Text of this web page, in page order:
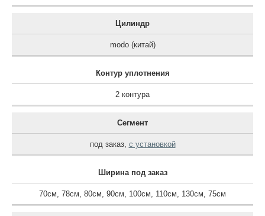
Цилиндр
modo (китай)
Контур уплотнения
2 контура
Сегмент
под заказ, с установкой
Ширина под заказ
70см 78см 80см 90см 100см 110см 130см 75см